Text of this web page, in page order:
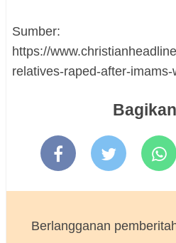
Sumber:
https://
relatives-raped-after-
Berlangganan